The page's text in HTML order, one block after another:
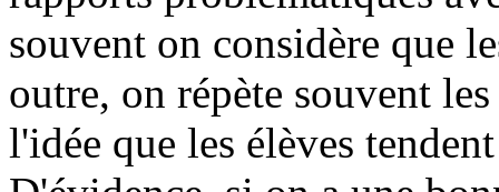
souvent on considère que
outre, on répète souvent
l'idée que les élèves